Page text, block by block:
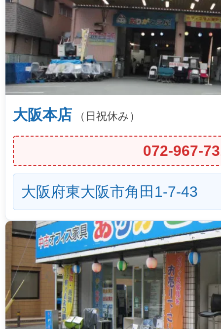
大阪本店 （日祝休み）
072-967-
大阪府東大阪市角田1-7-43